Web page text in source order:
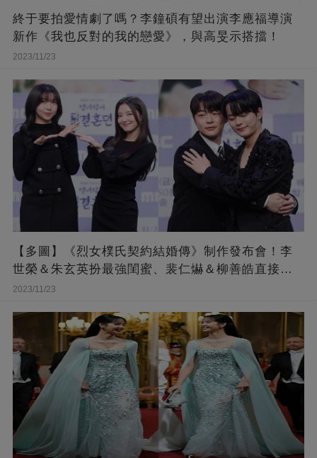
終于要拍愛情劇了嗎？李鐘碩有望出演李應福導演
新作《我也反對的我的戀愛》，與高旻示搭擋！
2023/11/23
【多圖】《烈女樸氏契約結婚傳》制作發布會！李
世榮＆朱玄英扮最強閨蜜、裴仁爀＆柳善皓直接相
擁 XD
2023/11/23